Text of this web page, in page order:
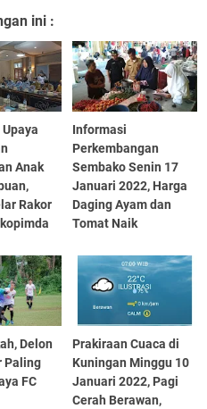
ini :
Anak
Rakor
Informasi
Perkembangan
Sembako Senin 17
Januari 2022, Harga
Daging Ayam dan
Tomat Naik
Delon
Paling
FC
Prakiraan Cuaca di
Kuningan Minggu 10
Januari 2022, Pagi
Cerah Berawan,